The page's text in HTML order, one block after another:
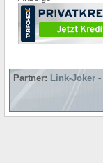
Partner: Link-Joker -